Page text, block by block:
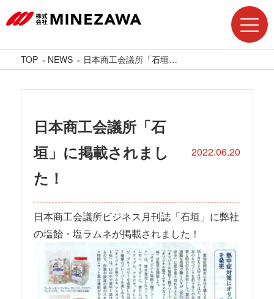
TOP NEWS 日本商工会議所「石垣…
日本商工会議所「石
垣」に掲載されまし
た！
2022.06.20
日本商工会議所ビジネス月刊誌「石垣」に弊社
の塩飴・塩ラムネが掲載されました！